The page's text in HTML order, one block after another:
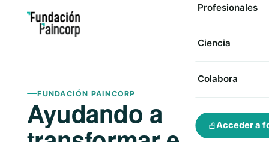
Profesionales
Ciencia
Colabora
Acceder a
FUNDACIÓN PAINCORP
Ayudando a